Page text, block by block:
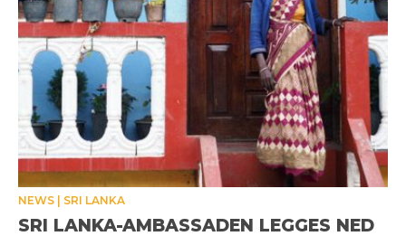
NEWS SRI LANKA
SRI LANKA-AMBASSADEN LEGGES NED